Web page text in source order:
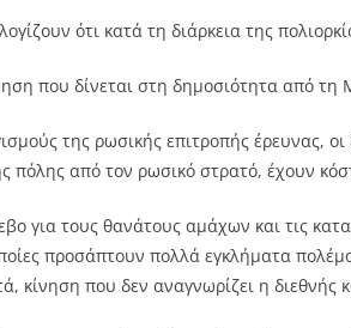
ότι κατά τη διάρκεια της
που δίνεται στη δημοσιότητα από
της ρωσικής επιτροπής έρευνας,
πόλης από τον ρωσικό στρατό, έχουν
για τους θανάτους αμάχων και τις
προσάπτουν πολλά εγκλήματα
κίνηση που δεν αναγνωρίζει η διεθνής